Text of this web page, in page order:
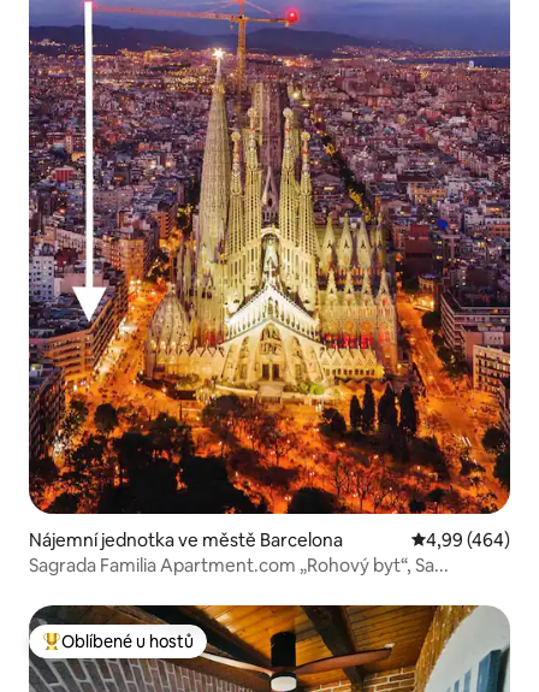
Nájemní jednotka ve městě Barcelona Průměrné
4,99 (464)
Sagrada Familia Apartment.com „Rohový byt“, Sa...
Nejlepší v kategorii Oblíbené u hostů
Oblíbené u hostů